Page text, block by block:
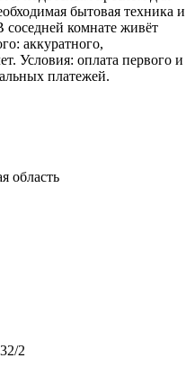
бытовая техника и
комнате живёт
аккуратного,
Условия: оплата первого и
платежей.
область
2